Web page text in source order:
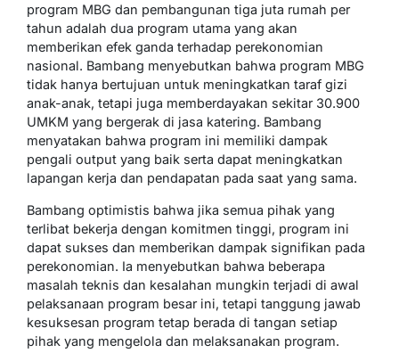
program MBG dan pembangunan tiga juta rumah per
tahun adalah dua program utama yang akan
memberikan efek ganda terhadap perekonomian
nasional. Bambang menyebutkan bahwa program MBG
tidak hanya bertujuan untuk meningkatkan taraf gizi
anak-anak, tetapi juga memberdayakan sekitar 30.900
UMKM yang bergerak di jasa katering. Bambang
menyatakan bahwa program ini memiliki dampak
pengali output yang baik serta dapat meningkatkan
lapangan kerja dan pendapatan pada saat yang sama.
Bambang optimistis bahwa jika semua pihak yang
terlibat bekerja dengan komitmen tinggi, program ini
dapat sukses dan memberikan dampak signifikan pada
perekonomian. Ia menyebutkan bahwa beberapa
masalah teknis dan kesalahan mungkin terjadi di awal
pelaksanaan program besar ini, tetapi tanggung jawab
kesuksesan program tetap berada di tangan setiap
pihak yang mengelola dan melaksanakan program.